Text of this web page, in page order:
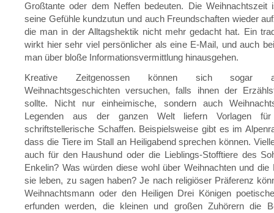
Großtante oder dem Neffen bedeuten. Die Weihnachtszeit
seine Gefühle kundzutun und auch Freundschaften wieder
die man in der Alltagshektik nicht mehr gedacht hat. Ein
wirkt hier sehr viel persönlicher als eine E-Mail, und auch
man über bloße Informationsvermittlung hinausgehen.
Kreative Zeitgenossen können sich sogar
Weihnachtsgeschichten versuchen, falls ihnen der
sollte. Nicht nur einheimische, sondern auch
Legenden aus der ganzen Welt liefern Vorlagen
schriftstellerische Schaffen. Beispielsweise gibt es im
dass die Tiere im Stall an Heiligabend sprechen können.
auch für den Haushund oder die Lieblings-Stofftiere des
Enkelin? Was würden diese wohl über Weihnachten und die
sie leben, zu sagen haben? Je nach religiöser Präferenz
Weihnachtsmann oder den Heiligen Drei Königen
erfunden werden, die kleinen und großen Zuhörern die